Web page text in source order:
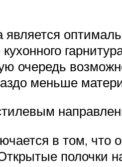
является
очередь
меньше
в том, что
полочки